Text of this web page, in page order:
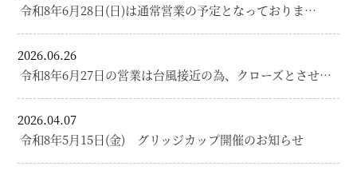
令和8年6月28日(日)は通常営業の予定となっておりま…
2026.06.26
令和8年6月27日の営業は台風接近の為、クローズとさせ…
2026.04.07
令和8年5月15日(金) グリッジカップ開催のお知らせ